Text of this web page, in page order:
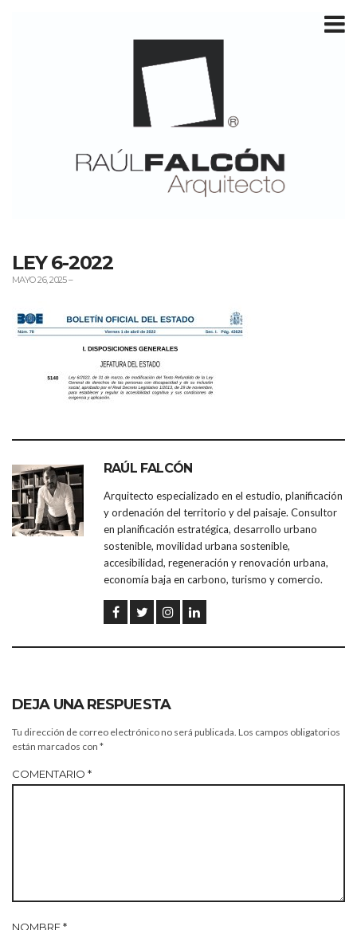
LEY 6-2022
MAYO 26, 2025–
RAÚL FALCÓN
Arquitecto especializado en el estudio, planificación
y ordenación del territorio y del paisaje. Consultor
en planificación estratégica, desarrollo urbano
sostenible, movilidad urbana sostenible,
accesibilidad, regeneración y renovación urbana,
economía baja en carbono, turismo y comercio.
DEJA UNA RESPUESTA
Tu dirección de correo electrónico no será publicada. Los campos obligatorios
están marcados con *
COMENTARIO *
NOMBRE*